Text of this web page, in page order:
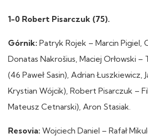
1-0 Robert Pisarczuk (75).
Górnik: Patryk Rojek – Marcin Pigiel,
Donatas Nakrošius, Maciej Orłowski –
(46 Paweł Sasin), Adrian Łuszkiewicz,
Krystian Wójcik), Robert Pisarczuk –
Mateusz Cetnarski), Aron Stasiak.
Resovia: Wojciech Daniel – Rafał